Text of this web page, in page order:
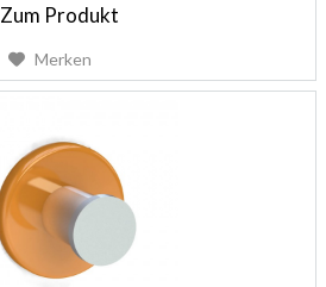
Zum Produkt
Merken